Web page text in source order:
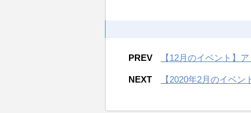
PREV 【12月のイベント】
NEXT 【2020年2月のイベ